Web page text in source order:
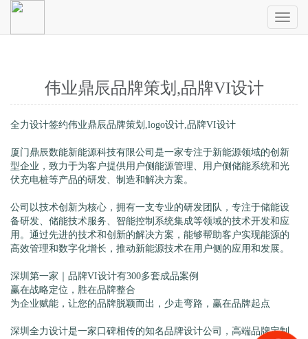
Toggle
伟业鼎辰品牌策划,品牌VI设计
全力设计签约伟业鼎辰品牌策划,logo设计,品牌VI设计
厦门鼎辰数能新能源科技有限公司是一家专注于新能源领域的创新
型企业，致力于为客户提供用户侧能源管理、用户侧储能系统和光
伏充电桩等产品的研发、制造和解决方案。
公司以技术创新为核心，拥有一支专业的研发团队，专注于储能设
备研发、储能技术服务、智能控制系统集成等领域的技术开发和应
用。通过先进的技术和创新的解决方案，能够帮助客户实现能源的
高效管理和数字化增长，推动新能源技术在用户侧的应用和发展。
深圳第一家｜品牌VI设计有300多套成品案例
赢在战略定位，胜在品牌整合
为企业赋能，让您的品牌脱颖而出，少走弯路，赢在品牌起点
深圳全力设计是一家口碑相传的知名品牌设计公司，高端品牌定制